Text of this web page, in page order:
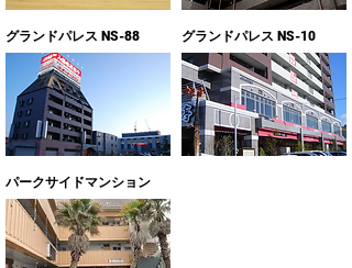
グランドパレス NS-88
​パークサイドマンション
グランドパレス NS-10